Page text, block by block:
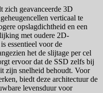
zich geavanceerde 3D
verticaal te
opslagdichtheid en een
met oudere 2D-
essentieel voor de
het de slijtage per cel
ervoor dat de SSD zelfs bij
zijn snelheid behoudt. Voor
biedt deze architectuur de
levensduur voor